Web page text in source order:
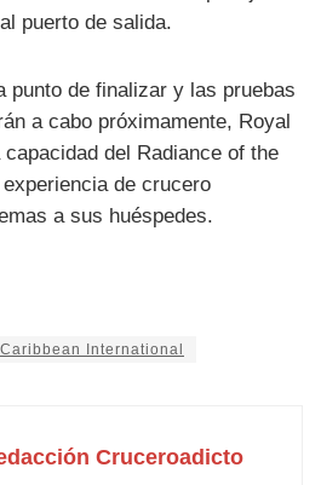
puerto de salida.
punto de finalizar y las pruebas
a cabo próximamente, Royal
del Radiance of the
de crucero
a sus huéspedes.
International
Cruceroadicto